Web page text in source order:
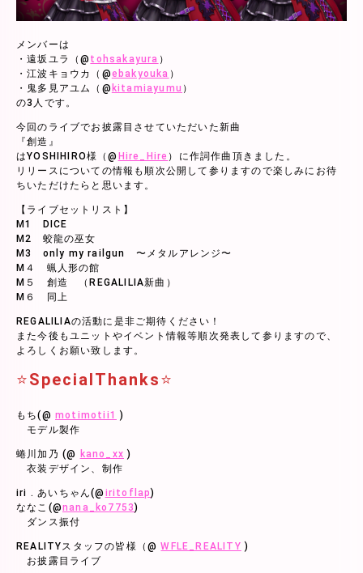
メンバーは
・遠坂ユラ（@ tohsakayura ）
・江波キョウカ（@ebakyouka ）
・鬼多見アユム（@ kitamiayumu ）
の3人です。
今回のライブでお披露目させていただいた新曲
『創造』
はYOSHIHIRO様（@ Hire_Hire ）に作詞作曲頂きました。
リリースについての情報も順次公開して参りますので楽しみにお待
ちいただけたらと思います。
【ライブセットリスト】
M1 DICE
M2 蛟龍の巫女
M3 only my railgun 〜メタルアレンジ〜
M４ 蝋人形の館
M５ 創造 （REGALILIA新曲）
M６ 同上
REGALILIAの活動に是非ご期待ください！
また今後もユニットやイベント情報等順次発表して参りますので、
よろしくお願い致します。
⭐SpecialThanks⭐
もち(@ motimotii1 )
モデル製作
蜷川加乃 (@ kano_xx )
衣装デザイン、制作
iri . あいちゃん(@ iritoflap)
ななこ(@nana_ko7753)
ダンス振付
REALITYスタッフの皆様（@WFLE_REALITY )
お披露目ライブ